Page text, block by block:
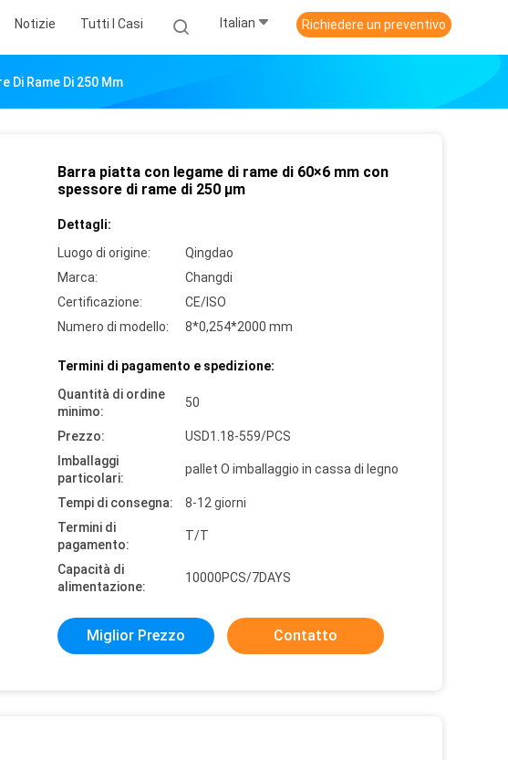
Notizie Tutti I Casi Italian Richiedere un preventivo
Di Rame Di 250 Μm
Barra piatta con legame di rame di 60×6 mm con
spessore di rame di 250 μm
Dettagli:
Luogo di origine:
Qingdao
Marca:
Changdi
Certificazione:
CE/ISO
Numero di modello:
8*0,254*2000 mm
Termini di pagamento e spedizione:
Quantità di ordine
minimo:
50
Prezzo:
USD1.18-559/PCS
Imballaggi
particolari:
pallet O imballaggio in cassa di legno
Tempi di consegna:
8-12 giorni
Termini di
pagamento:
T/T
Capacità di
alimentazione:
10000PCS/7DAYS
Miglior Prezzo Contatto